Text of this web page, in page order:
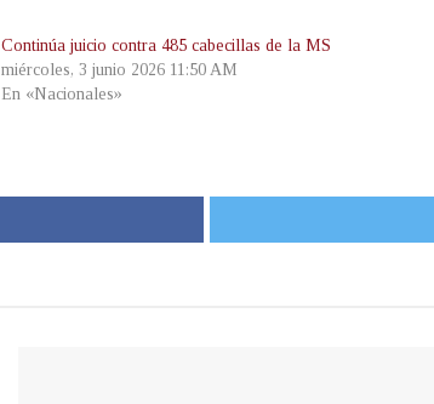
Continúa juicio contra 485 cabecillas de la MS
miércoles, 3 junio 2026 11:50 AM
En «Nacionales»